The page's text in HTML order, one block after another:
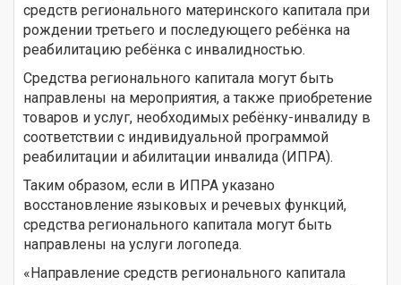
средств регионального материнского капитала при
рождении третьего и последующего ребёнка на
реабилитацию ребёнка с инвалидностью.
Средства регионального капитала могут быть
направлены на мероприятия, а также приобретение
товаров и услуг, необходимых ребёнку-инвалиду в
соответствии с индивидуальной программой
реабилитации и абилитации инвалида (ИПРА).
Таким образом, если в ИПРА указано
восстановление языковых и речевых функций,
средства регионального капитала могут быть
направлены на услуги логопеда.
«Направление средств регионального капитала